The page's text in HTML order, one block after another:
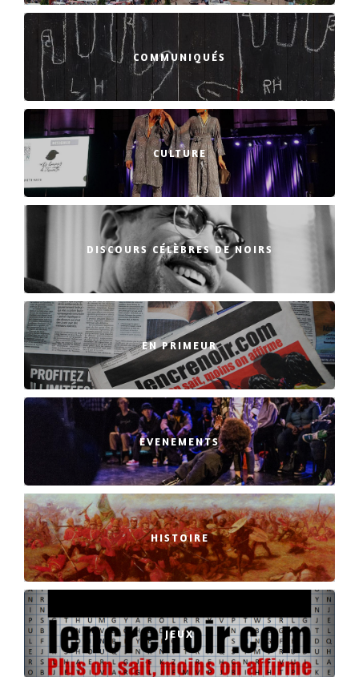
COMMUNIQUÉS
CULTURE
DISCOURS CÉLÈBRES DE NOIRS
EN PRIMEUR
EVENEMENTS
HISTOIRE
JEUX